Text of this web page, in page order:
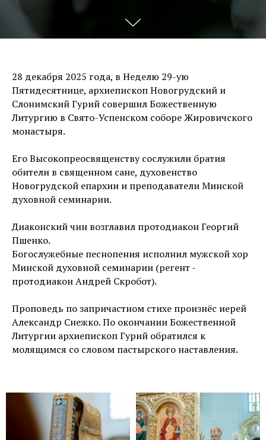
28 декабря 2025 года, в Неделю 29-ую
Пятидесятнице, архиепископ Новогрудский и
Слонимский Гурий совершил Божественную
Литургию в Свято-Успенском соборе Жировичского
монастыря.
Его Высокопреосвященству сослужили братия
обители в священном сане, духовенство
Новогрудской епархии и преподаватели Минской
духовной семинарии.
Диаконский чин возглавил протодиакон Георгий
Пшенко.
Богослужебные песнопения исполнил мужской хор
Минской духовной семинарии (регент -
протодиакон Андрей Скробот).
Проповедь по запричастном стихе произнёс иерей
Александр Снежко. По окончании Божественной
Литургии архиепископ Гурий обратился к
молящимся со словом пастырского наставления.